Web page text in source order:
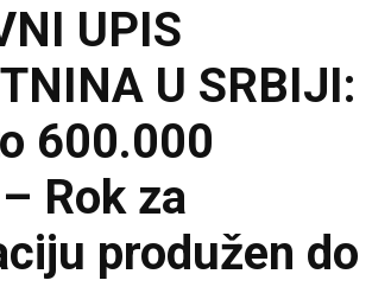
UPIS
U SRBIJI:
600.000
Rok za
produžen do